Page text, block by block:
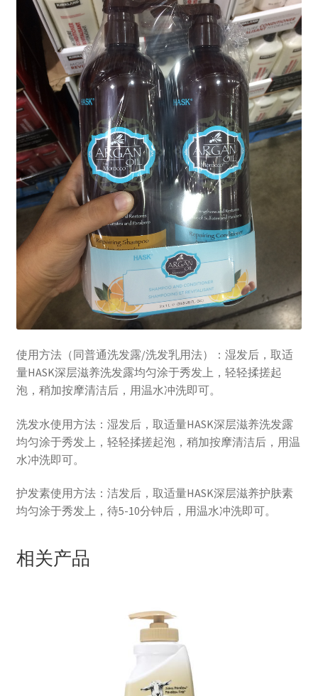
使用方法（同普通洗发露/洗发乳用法）：湿发后，取适
量HASK深层滋养洗发露均匀涂于秀发上，轻轻揉搓起
泡，稍加按摩清洁后，用温水冲洗即可。
洗发水使用方法：湿发后，取适量HASK深层滋养洗发露
均匀涂于秀发上，轻轻揉搓起泡，稍加按摩清洁后，用温
水冲洗即可。
护发素使用方法：洁发后，取适量HASK深层滋养护肤素
均匀涂于秀发上，待5-10分钟后，用温水冲洗即可。
相关产品